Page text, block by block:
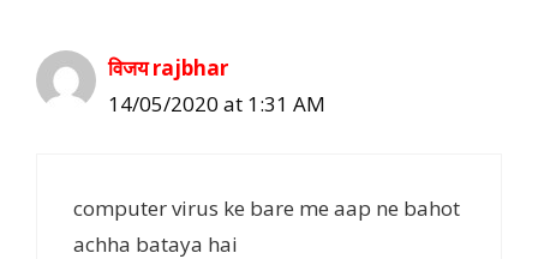
विजय rajbhar
14/05/2020 at 1:31 AM
computer virus ke bare me aap ne bahot
achha bataya hai